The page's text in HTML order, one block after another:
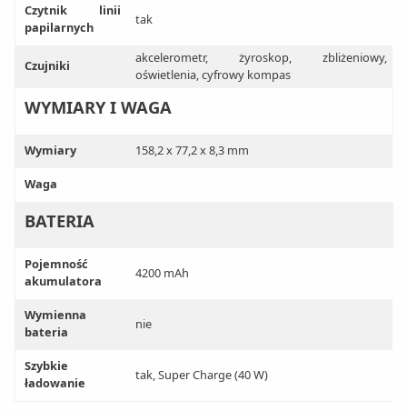
Czytnik linii
papilarnych
tak
Czujniki
akcelerometr, żyroskop, zbliżeniowy,
oświetlenia, cyfrowy kompas
WYMIARY I WAGA
Wymiary 158,2 x 77,2 x 8,3 mm
Waga
BATERIA
Pojemność
akumulatora
4200 mAh
Wymienna
bateria
nie
Szybkie
ładowanie
tak, Super Charge (40 W)